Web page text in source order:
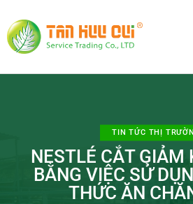
TIN TỨC THỊ
NESTLÉ CẮT GIẢM
BẰNG VIỆC SỬ
THỨC ĂN